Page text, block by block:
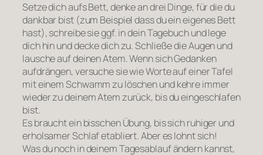
Setze dich aufs Bett, denke an drei Dinge, für die du
dankbar bist (zum Beispiel dass du ein eigenes Bett
hast), schreibe sie ggf. in dein Tagebuch und lege
dich hin und decke dich zu. Schließe die Augen und
lausche auf deinen Atem. Wenn sich Gedanken
aufdrängen, versuche sie wie Worte auf einer Tafel
mit einem Schwamm zu löschen und kehre immer
wieder zu deinem Atem zurück, bis du eingeschlafen
bist.
Es braucht ein bisschen Übung, bis sich ruhiger und
erholsamer Schlaf etabliert. Aber es lohnt sich!
Was du noch in deinem Tagesablauf ändern kannst,